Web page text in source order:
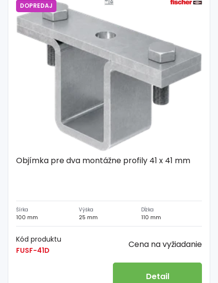
DOPREDAJ
Objímka pre dva montážne profily 41 x 41 mm
Šírka
100 mm
Výška
25 mm
Dĺžka
110 mm
Kód produktu
FUSF-41D
Cena na vyžiadanie
Detail